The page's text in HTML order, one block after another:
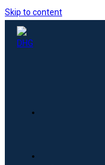
Skip to content